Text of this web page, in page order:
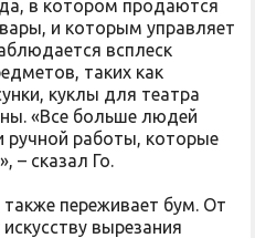
в котором продаются
и которым управляет
всплеск
таких как
куклы для театра
«Все больше людей
ручной работы, которые
– сказал Го.
переживает бум. От
вырезания